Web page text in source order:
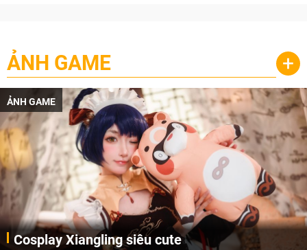
ẢNH GAME +
ẢNH GAME
Cosplay Xiangling siêu cute